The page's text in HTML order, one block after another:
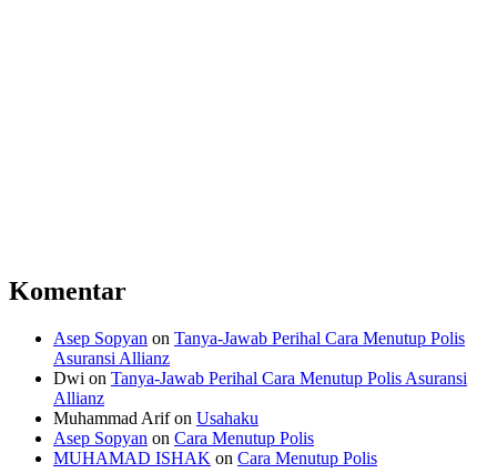
Komentar
Asep Sopyan on Tanya-Jawab Perihal Cara Menutup Polis
Asuransi Allianz
Dwi on Tanya-Jawab Perihal Cara Menutup Polis Asuransi
Allianz
Muhammad Arifon Usahaku
Asep Sopyan on Cara Menutup Polis
MUHAMAD ISHAK on Cara Menutup Polis